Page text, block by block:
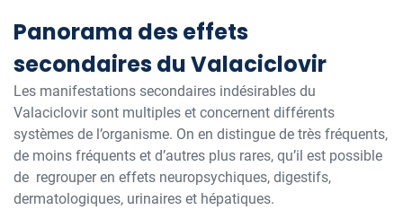
Panorama des effets
secondaires du Valaciclovir
Les manifestations secondaires indésirables du
Valaciclovir sont multiples et concernent différents
systèmes de l’organisme. On en distingue de très fréquents,
de moins fréquents et d’autres plus rares, qu’il est possible
de regrouper en effets neuropsychiques, digestifs,
dermatologiques, urinaires et hépatiques.